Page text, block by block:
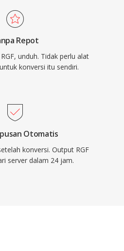
Repot
unduh. Tidak perlu alat
konversi itu sendiri.
Otomatis
konversi. Output RGF
server dalam 24 jam.